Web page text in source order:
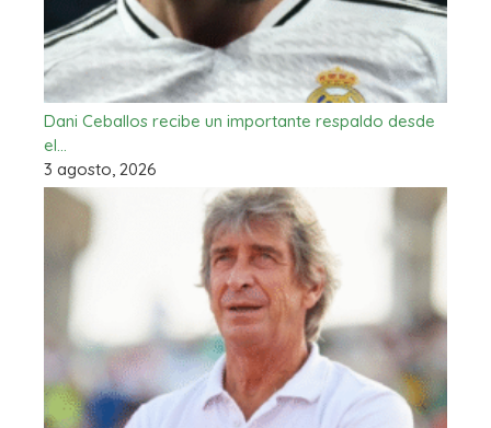
Dani Ceballos recibe un importante respaldo desde
el…
3 agosto, 2026